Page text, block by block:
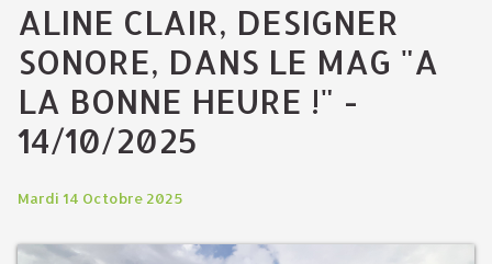
ALINE CLAIR, DESIGNER
SONORE, DANS LE MAG "A
LA BONNE HEURE !" -
14/10/2025
Mardi 14 Octobre 2025